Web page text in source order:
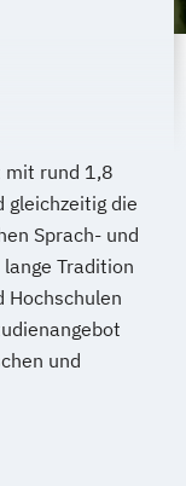
und
mit rund 1,8
gleichzeitig die
Sprach- und
Tradition
Hochschulen
und